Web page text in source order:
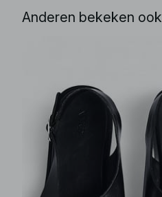
Anderen bekeken ook